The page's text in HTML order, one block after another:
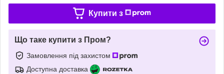
Купити з
Що таке купити з Пром?
Замовлення під захистом
Доступна доставка